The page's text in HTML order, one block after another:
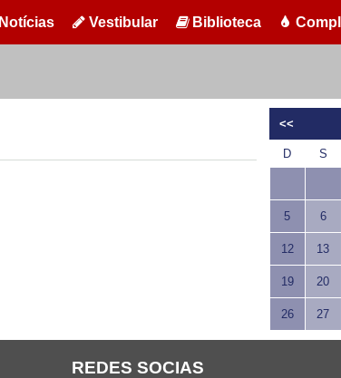
Notícias Vestibular Biblioteca
<<
D S
5 6
12 13
19 20
26 27
REDES SOCIAS